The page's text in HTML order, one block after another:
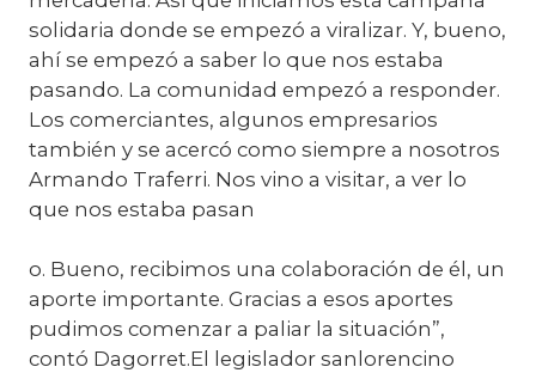
solidaria donde se empezó a viralizar. Y, bueno,
ahí se empezó a saber lo que nos estaba
pasando. La comunidad empezó a responder.
Los comerciantes, algunos empresarios
también y se acercó como siempre a nosotros
Armando Traferri. Nos vino a visitar, a ver lo
que nos estaba pasan
o. Bueno, recibimos una colaboración de él, un
aporte importante. Gracias a esos aportes
pudimos comenzar a paliar la situación”,
contó Dagorret.El legislador sanlorencino